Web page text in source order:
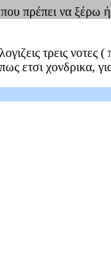
πρέπει να
τρεις
ετσι χονδρικα,